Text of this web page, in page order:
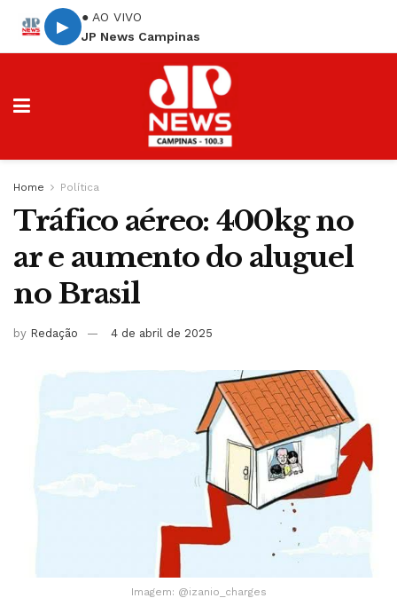
▶
● AO VIVO
JP News Campinas
Home Política
Tráfico aéreo: 400kg no
ar e aumento do aluguel
no Brasil
by Redação 4 de abril de 2025
Imagem: @izanio_charges